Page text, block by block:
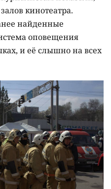
кинотеатра.
найденные
оповещения
и её слышно на всех